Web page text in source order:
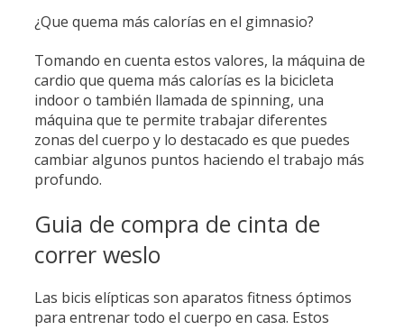
¿Que quema más calorías en el gimnasio?
Tomando en cuenta estos valores, la máquina de
cardio que quema más calorías es la bicicleta
indoor o también llamada de spinning, una
máquina que te permite trabajar diferentes
zonas del cuerpo y lo destacado es que puedes
cambiar algunos puntos haciendo el trabajo más
profundo.
Guia de compra de cinta de
correr weslo
Las bicis elípticas son aparatos fitness óptimos
para entrenar todo el cuerpo en casa. Estos